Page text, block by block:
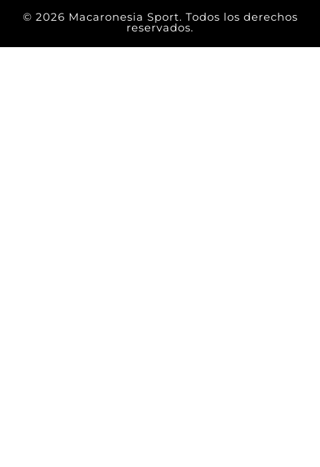
© 2026 Macaronesia Sport. Todos los derechos
reservados.